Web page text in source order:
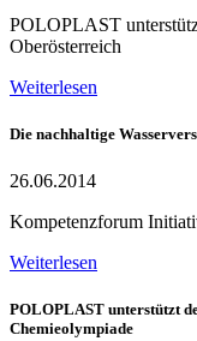
POLOPLAST
Oberösterreich
Weiterlesen
Die nachhaltige
26.06.2014
Kompetenzforum
Weiterlesen
POLOPLAST unterstützt
Chemieolympiade